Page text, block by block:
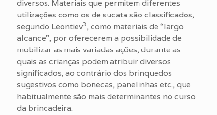
diversos. Materiais que permitem diferentes
utilizações como os de sucata são classificados,
segundo Leontiev3, como materiais de “largo
alcance”, por oferecerem a possibilidade de
mobilizar as mais variadas ações, durante as
quais as crianças podem atribuir diversos
significados, ao contrário dos brinquedos
sugestivos como bonecas, panelinhas etc., que
habitualmente são mais determinantes no curso
da brincadeira.